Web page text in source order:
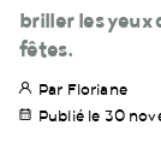
briller les yeux
fêtes.
Par Floriane
Publié le 30